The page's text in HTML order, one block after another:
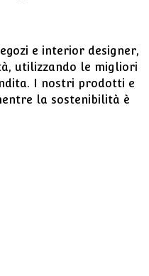
e interior designer,
utilizzando le migliori
I nostri prodotti e
la sostenibilità è